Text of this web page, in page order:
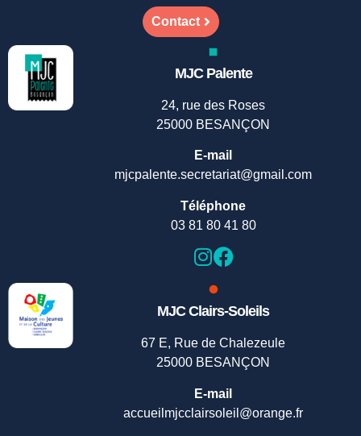
Contact
MJC Palente
24, rue des Roses
25000 BESANÇON
E-mail
mjcpalente.secretariat@gmail.com
Téléphone
03 81 80 41 80
MJC Clairs-Soleils
67 E, Rue de Chalezeule
25000 BESANÇON
E-mail
accueilmjcclairsoleil@orange.fr